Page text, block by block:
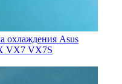
охлаждения Asus
VX7 VX7S